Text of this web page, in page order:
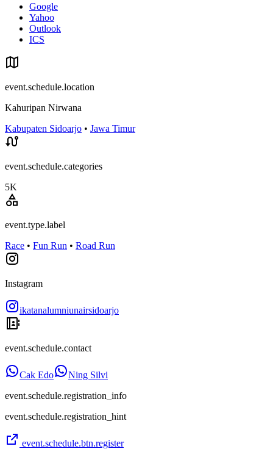
Google
Yahoo
Outlook
ICS
event.schedule.location
Kahuripan Nirwana
Kabupaten Sidoarjo • Jawa Timur
event.schedule.categories
5K
event.type.label
Race • Fun Run • Road Run
Instagram
ikatanalumniunairsidoarjo
event.schedule.contact
Cak Edo
Ning Silvi
event.schedule.registration_info
event.schedule.registration_hint
event.schedule.btn.register